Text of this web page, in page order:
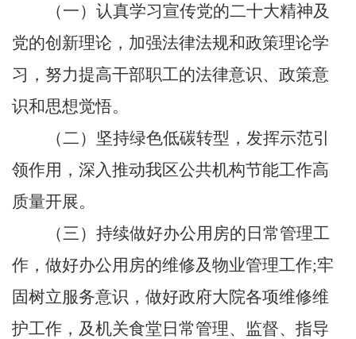
（一）认真学习宣传党的二十大精神及
党的创新理论， 加强法律法规和政策理论学
习，努力提高干部职工的法律意识、政策意
识和思想觉悟。
（二） 坚持绿色低碳转型，发挥示范引
领作用，深入推动我区公共机构节能工作高
质量开展。
（三）持续做好办公用房的日常管理工
作，做好办公用房的维修及物业管理工作;牢
固树立服务意识，做好政府大院各项维修维
护工作，及机关食堂日常管理、监督、指导